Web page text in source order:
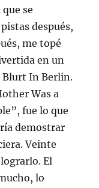
se
después,
me topé
en un
Blurt In Berlin.
Was a
fue lo que
demostrar
Veinte
El
lo